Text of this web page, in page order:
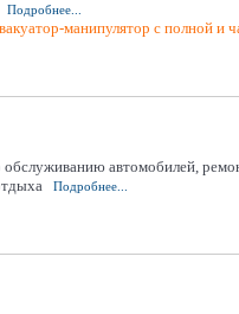
Подробнее...
манипулятор с полной и
обслуживанию автомобилей,
Подробнее...